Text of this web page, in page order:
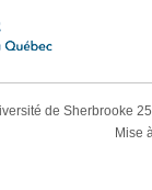
de Sherbrooke
Mise